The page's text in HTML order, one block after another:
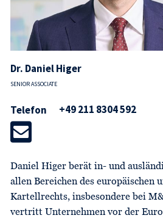
Dr. Daniel Higer
SENIOR ASSOCIATE
Telefon +49 211 8304 592
Daniel Higer berät in- und
allen Bereichen des europäischen
Kartellrechts, insbesondere bei
vertritt Unternehmen vor der